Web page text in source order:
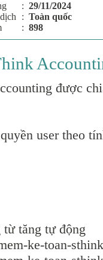
: 29/11/2024
: Toàn quốc
: 898
được
user theo
từ tăng tự động
ke-toan-sthink